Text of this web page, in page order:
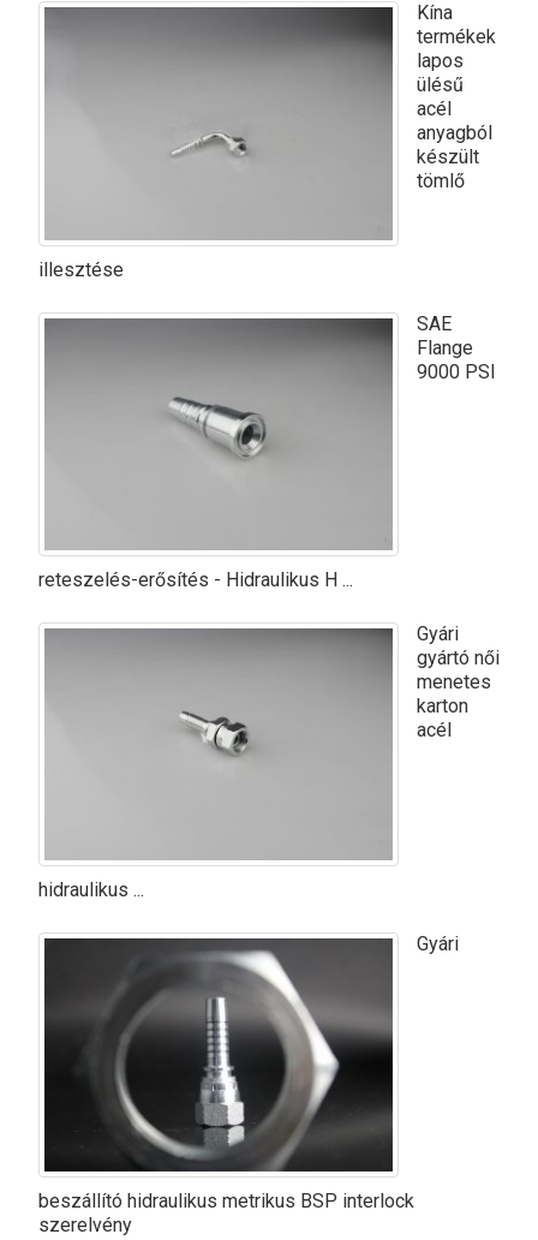
Kína
termékek
lapos
ülésű
acél
anyagból
készült
tömlő
illesztése
SAE
Flange
9000 PSI
reteszelés-erősítés - Hidraulikus H ...
Gyári
gyártó női
menetes
karton
acél
hidraulikus ...
Gyári
beszállító hidraulikus metrikus BSP interlock
szerelvény